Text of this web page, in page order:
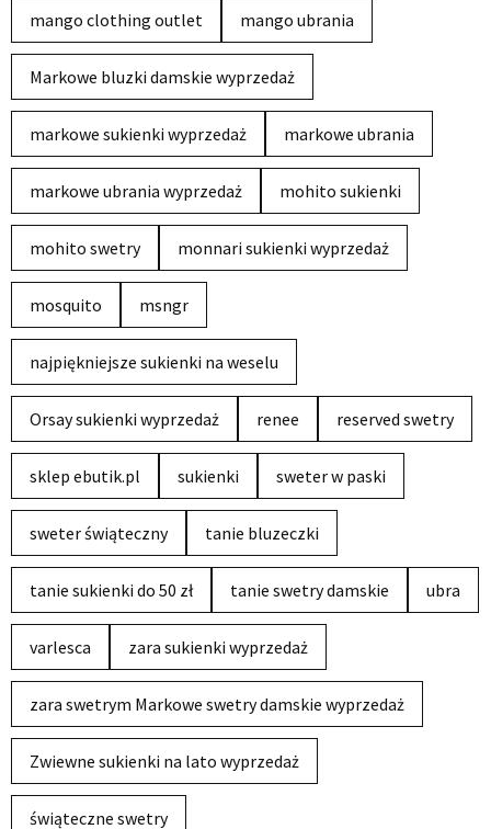
mango clothing outlet mango ubrania
Markowe bluzki damskie wyprzedaż
markowe sukienki wyprzedaż markowe ubrania
markowe ubrania wyprzedaż mohito sukienki
mohito swetry monnari sukienki wyprzedaż
mosquito msngr
najpiękniejsze sukienki na weselu
Orsay sukienki wyprzedaż renee reserved swetry
sklep ebutik.pl sukienki sweter w paski
sweter świąteczny tanie bluzeczki
tanie sukienki do 50 zł tanie swetry damskie ubra
varlesca zara sukienki wyprzedaż
zara swetrym Markowe swetry damskie wyprzedaż
Zwiewne sukienki na lato wyprzedaż
świąteczne swetry